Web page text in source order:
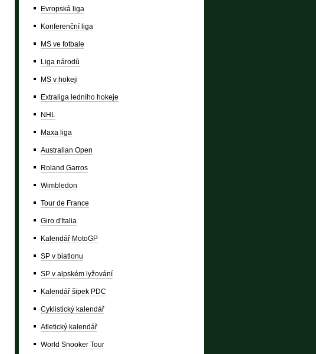
Evropská liga
Konferenční liga
MS ve fotbale
Liga národů
MS v hokeji
Extraliga ledního hokeje
NHL
Maxa liga
Australian Open
Roland Garros
Wimbledon
Tour de France
Giro d'Italia
Kalendář MotoGP
SP v biatlonu
SP v alpském lyžování
Kalendář šipek PDC
Cyklistický kalendář
Atletický kalendář
World Snooker Tour